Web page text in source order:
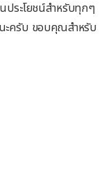
ประโยชน์สำหรับทุกๆ
ะครับ ขอบคุณสำหรับ